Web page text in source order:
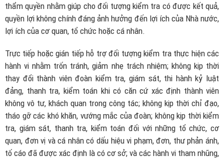
thẩm quyền nhằm giúp cho đối tượng kiểm tra có được kết quả,
quyền lợi không chính đáng ảnh hưởng đến lợi ích của Nhà nước,
lợi ích của cơ quan, tổ chức hoặc cá nhân.
Trực tiếp hoặc gián tiếp hỗ trợ đối tượng kiểm tra thực hiện các
hành vi nhằm trốn tránh, giảm nhẹ trách nhiệm; không kịp thời
thay đổi thành viên đoàn kiểm tra, giám sát, thi hành kỷ luật
đảng, thanh tra, kiểm toán khi có căn cứ xác định thành viên
không vô tư, khách quan trong công tác; không kịp thời chỉ đạo,
tháo gỡ các khó khăn, vướng mắc của đoàn; không kịp thời kiểm
tra, giám sát, thanh tra, kiểm toán đối với những tổ chức, cơ
quan, đơn vị và cá nhân có dấu hiệu vi phạm, đơn, thư phản ánh,
tố cáo đã được xác định là có cơ sở; và các hành vi tham nhũng,